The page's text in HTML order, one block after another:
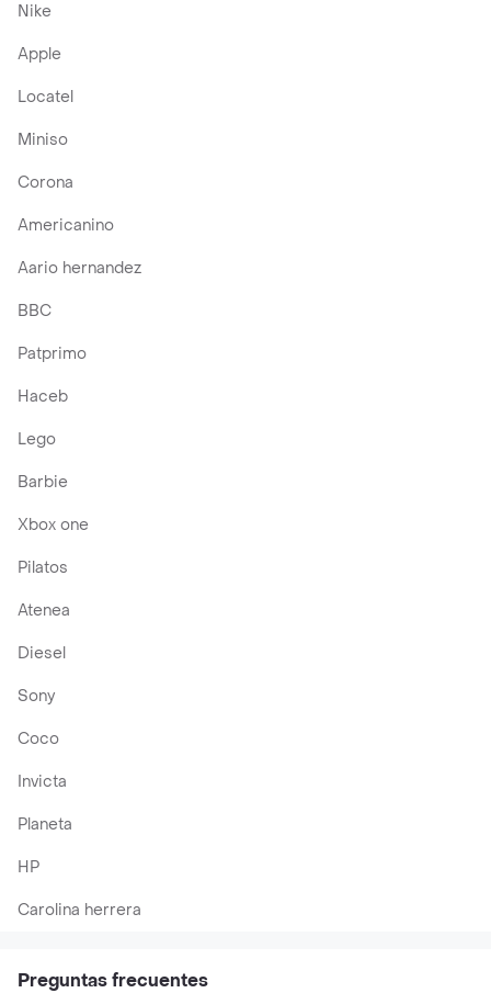
Nike
Apple
Locatel
Miniso
Corona
Americanino
Aario hernandez
BBC
Patprimo
Haceb
Lego
Barbie
Xbox one
Pilatos
Atenea
Diesel
Sony
Coco
Invicta
Planeta
HP
Carolina herrera
Preguntas frecuentes